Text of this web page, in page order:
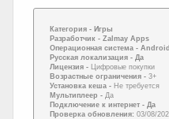
Категория - Игры
Разработчик - Zalmay Apps
Операционная система -
Русская локализация - Да
Лицензия -
Цифровые покупки
Возрастные ограничения - 3+
Установка кеша - Не требуется
Мультиплеер - Да
Подключение к интернет - Да
Проверка обновления: 03/08/